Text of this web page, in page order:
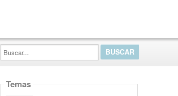
Buscar...
Temas